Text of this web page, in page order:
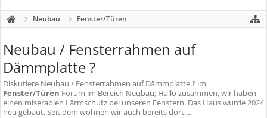
Neubau Fenster/Türen
Neubau / Fensterrahmen auf
Dämmplatte ?
Diskutiere Neubau / Fensterrahmen auf Dämmplatte ? im
Fenster/Türen Forum im Bereich Neubau; Hallo zusammen, wir haben
einen miserablen Lärmschutz bei unseren Fenstern. Das Haus wurde 2024
neu gebaut. Seit dem wohnen wir auch bereits dort....